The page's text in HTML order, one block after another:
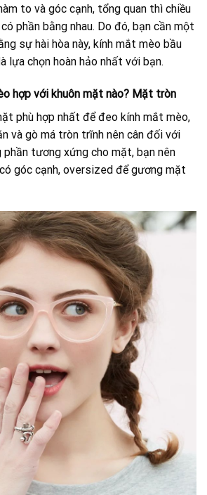
to và góc cạnh, tổng quan thì chiều
phần bằng nhau. Do đó, bạn cần một
sự hài hòa này, kính mắt mèo bầu
lựa chọn hoàn hảo nhất với bạn.
hợp với khuôn mặt nào? Mặt tròn
phù hợp nhất để đeo kính mắt mèo,
và gò má tròn trĩnh nên cân đối với
tương xứng cho mặt, bạn nên
góc cạnh, oversized để gương mặt